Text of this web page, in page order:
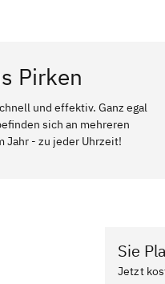
Pirken
und effektiv. Ganz egal
sich an mehreren
Jahr - zu jeder Uhrzeit!
Sie
Jetzt